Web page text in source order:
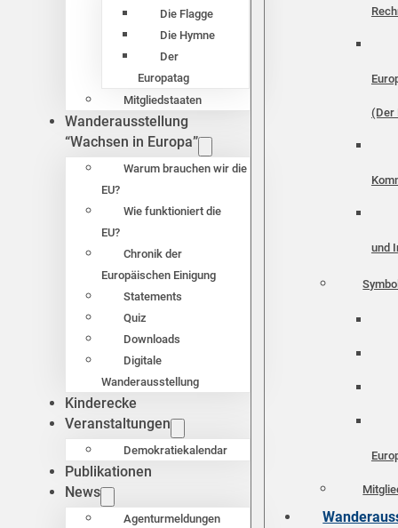
Die Flagge
Die Hymne
Der
Europatag
Mitgliedstaaten
Wanderausstellung
“Wachsen in Europa”
Warum brauchen wir die
EU?
Wie funktioniert die
EU?
Chronik der
Europäischen Einigung
Statements
Quiz
Downloads
Digitale
Wanderausstellung
Kinderecke
Veranstaltungen
Demokratiekalendar
Publikationen
News
Agenturmeldungen
(Der
und